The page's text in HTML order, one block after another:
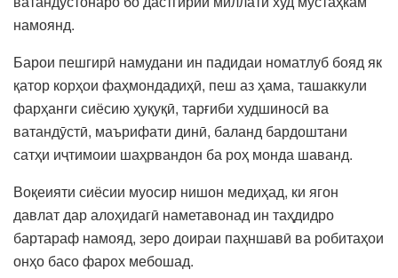
намоянд.
Барои пешгирӣ намудани ин падидаи номатлуб бояд як
қатор корҳои фаҳмондадиҳӣ, пеш аз ҳама, ташаккули
фарҳанги сиёсию ҳуқуқӣ, тарғиби худшиносӣ ва
ватандӯстӣ, маърифати динӣ, баланд бардоштани
сатҳи иҷтимоии шаҳрвандон ба роҳ монда шаванд.
Воқеияти сиёсии муосир нишон медиҳад, ки ягон
давлат дар алоҳидагӣ наметавонад ин таҳдидро
бартараф намояд, зеро доираи паҳншавӣ ва робитаҳои
онҳо басо фарох мебошад.